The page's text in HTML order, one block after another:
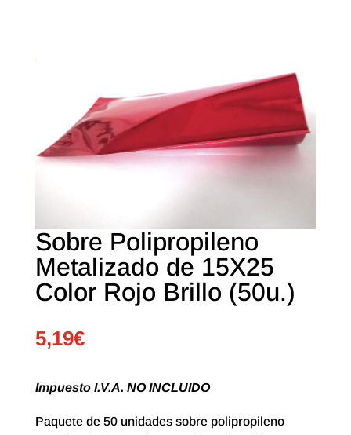
Sobre Polipropileno
Metalizado de 15X25
Color Rojo Brillo (50u.)
5,19€
Impuesto I.V.A. NO INCLUIDO
Paquete de 50 unidades sobre polipropileno